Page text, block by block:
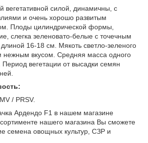
вегетативной силой, динамичны, с
и очень хорошо развитым
Плоды цилиндрической формы,
слегка зеленовато-белые с точечным
16-18 см. Мякоть светло-зеленого
нежным вкусом. Средняя масса одного
вегетации от высадки семян
/ PRSV.
Ардендо F1 в нашем магазине
нашего магазина Вы сможете
семена овощных культур, СЗР и